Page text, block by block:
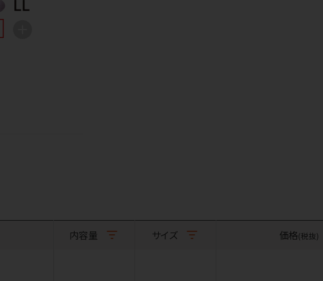
内容量 サイズ 価格(税抜)